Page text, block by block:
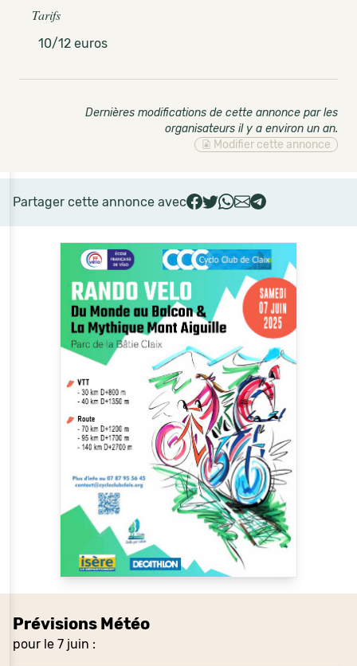
Prévisions Météo
pour le 7 juin :
Tarifs
10/12 euros
Dernières modifications de cette annonce par les
organisateurs il y a environ un an.
Modifier cette annonce
Partager cette annonce avec